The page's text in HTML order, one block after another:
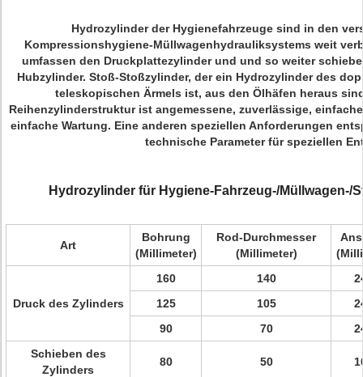
Hydrozylinder der Hygienefahrzeuge sind in den
Kompressionshygiene-Müllwagenhydrauliksystems weit
umfassen den Druckplattezylinder und und so weiter
Hubzylinder. Stoß-Stoßzylinder, der ein Hydrozylinder des
teleskopischen Ärmels ist, aus den Ölhäfen heraus
Reihenzylinderstruktur ist angemessene, zuverlässige,
einfache Wartung. Eine anderen speziellen Anforderungen
technische Parameter für speziellen
Hydrozylinder für Hygiene-Fahrzeug-/Müllwagen-/
Art
Bohrung
(Millimeter)
Rod-Durchmesser
(Millimeter)
Druck des Zylinders
160 140
125
105
90
70
Schieben des
Zylinders
80 50